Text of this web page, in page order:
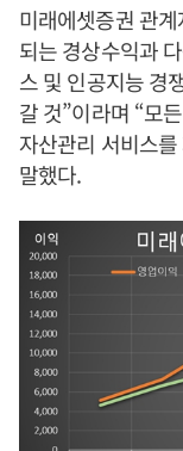
미래에셋증권 관
되는 경상수익과
스 및 인공지능 경
갈 것”이라며 “모
자산관리 서비스
말했다.